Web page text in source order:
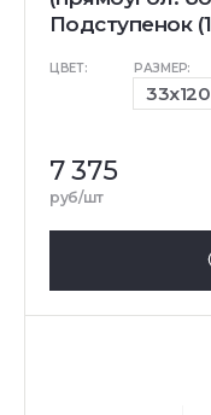
Подступенок
ЦВЕТ: РАЗМЕР:
33x120
7 375
руб/шт